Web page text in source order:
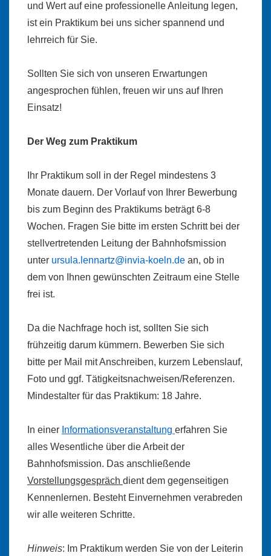
und Wert auf eine professionelle Anleitung legen,
ist ein Praktikum bei uns sicher spannend und
lehrreich für Sie.
Sollten Sie sich von unseren Erwartungen
angesprochen fühlen, freuen wir uns auf Ihren
Einsatz!
Der Weg zum Praktikum
Ihr Praktikum soll in der Regel mindestens 3
Monate dauern. Der Vorlauf von Ihrer Bewerbung
bis zum Beginn des Praktikums beträgt 6-8
Wochen. Fragen Sie bitte im ersten Schritt bei der
stellvertretenden Leitung der Bahnhofsmission
unter ursula.lennartz@invia-koeln.de an, ob in
dem von Ihnen gewünschten Zeitraum eine Stelle
frei ist.
Da die Nachfrage hoch ist, sollten Sie sich
frühzeitig darum kümmern. Bewerben Sie sich
bitte per Mail mit Anschreiben, kurzem Lebenslauf,
Foto und ggf. Tätigkeitsnachweisen/Referenzen.
Mindestalter für das Praktikum: 18 Jahre.
In einer Informationsveranstaltung erfahren Sie
alles Wesentliche über die Arbeit der
Bahnhofsmission. Das anschließende
Vorstellungsgespräch dient dem gegenseitigen
Kennenlernen. Besteht Einvernehmen verabreden
wir alle weiteren Schritte.
Hinweis: Im Praktikum werden Sie von der Leiterin